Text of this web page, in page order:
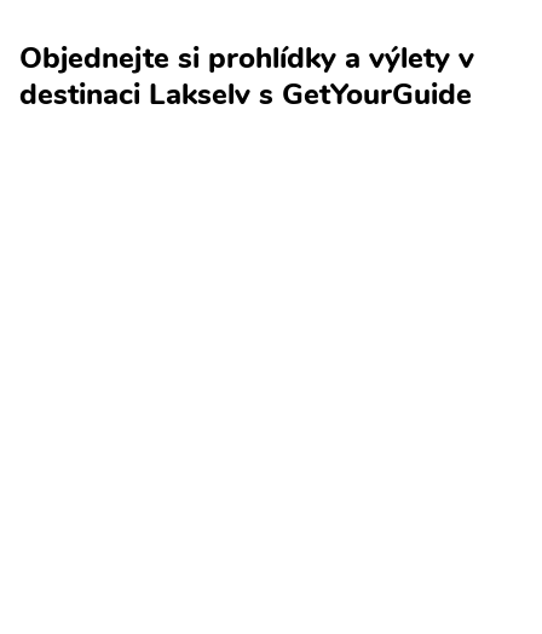
Objednejte si prohlídky a výlety v
destinaci Lakselv s GetYourGuide